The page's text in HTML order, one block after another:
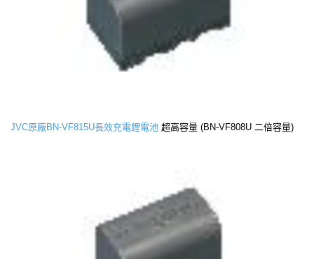
JVC原廠BN-VF815U長效充電鋰電池 超高容量 (BN-VF808U 二倍容量)